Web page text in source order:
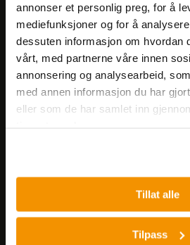
annonser et personlig preg, for å
mediefunksjoner og for å
dessuten informasjon om hvordan
vårt, med partnerne våre innen
annonsering og analysearbeid,
med annen informasjon du har
eller som de har samlet inn
Tillat alle
Tilpass
arrangementer og
Meld på nyhetsbrev
Nils Hansens vei 8